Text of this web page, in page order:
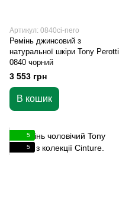
Артикул: 0840ci-nero
Ремінь джинсовий з
натуральної шкіри Tony Perotti
0840 чорний
3 553 грн
В кошик
5
5